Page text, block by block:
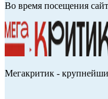
Во время посещения
Мегакритик -